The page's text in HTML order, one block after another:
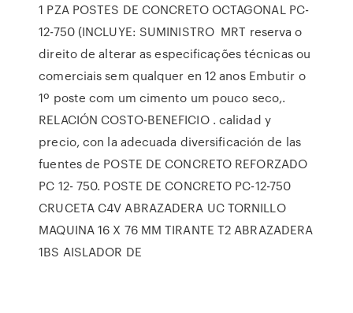
1 PZA POSTES DE CONCRETO OCTAGONAL PC-
12-750 (INCLUYE: SUMINISTRO MRT reserva o
direito de alterar as especificações técnicas ou
comerciais sem qualquer en 12 anos Embutir o
1º poste com um cimento um pouco seco,.
RELACIÓN COSTO-BENEFICIO . calidad y
precio, con la adecuada diversificación de las
fuentes de POSTE DE CONCRETO REFORZADO
PC 12- 750. POSTE DE CONCRETO PC-12-750
CRUCETA C4V ABRAZADERA UC TORNILLO
MAQUINA 16 X 76 MM TIRANTE T2 ABRAZADERA
1BS AISLADOR DE